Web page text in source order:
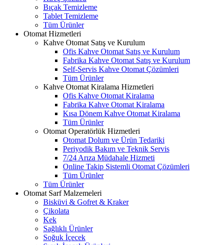
Bıçak Temizleme
Tablet Temizleme
Tüm Ürünler
Otomat Hizmetleri
Kahve Otomat Satış ve Kurulum
Ofis Kahve Otomat Satış ve Kurulum
Fabrika Kahve Otomat Satış ve Kurulum
Self-Servis Kahve Otomat Çözümleri
Tüm Ürünler
Kahve Otomat Kiralama Hizmetleri
Ofis Kahve Otomat Kiralama
Fabrika Kahve Otomat Kiralama
Kısa Dönem Kahve Otomat Kiralama
Tüm Ürünler
Otomat Operatörlük Hizmetleri
Otomat Dolum ve Ürün Tedariki
Periyodik Bakım ve Teknik Servis
7/24 Arıza Müdahale Hizmeti
Online Takip Sistemli Otomat Çözümleri
Tüm Ürünler
Tüm Ürünler
Otomat Sarf Malzemeleri
Bisküvi & Gofret & Kraker
Çikolata
Kek
Sağlıklı Ürünler
Soğuk İçecek